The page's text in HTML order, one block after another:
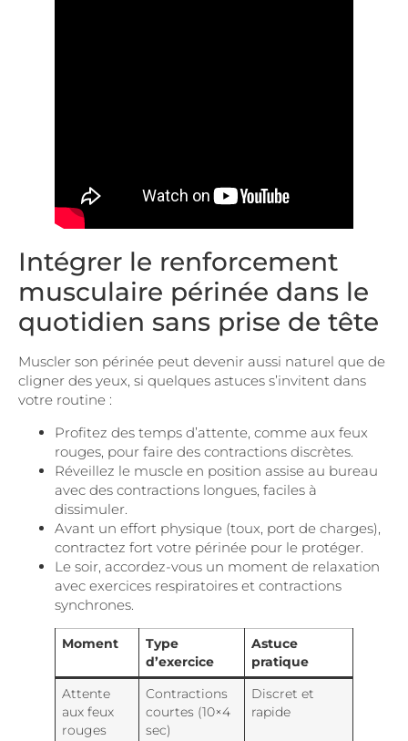
Intégrer le renforcement
musculaire périnée dans le
quotidien sans prise de tête
Muscler son périnée peut devenir aussi naturel que de
cligner des yeux, si quelques astuces s’invitent dans
votre routine :
Profitez des temps d’attente, comme aux feux
rouges, pour faire des contractions discrètes.
Réveillez le muscle en position assise au bureau
avec des contractions longues, faciles à
dissimuler.
Avant un effort physique (toux, port de charges),
contractez fort votre périnée pour le protéger.
Le soir, accordez-vous un moment de relaxation
avec exercices respiratoires et contractions
synchrones.
Moment
Type
d’exercice
Astuce
pratique
Attente
aux feux
rouges
Contractions
courtes (10×4
sec)
Discret et
rapide